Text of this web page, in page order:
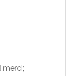
merci;